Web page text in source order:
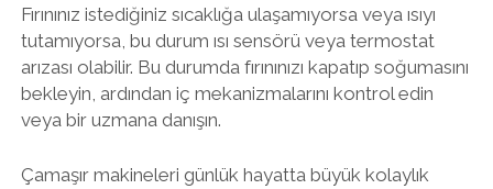
Fırınınız istediğiniz sıcaklığa ulaşamıyorsa veya ısıyı
tutamıyorsa, bu durum ısı sensörü veya termostat
arızası olabilir. Bu durumda fırınınızı kapatıp soğumasını
bekleyin, ardından iç mekanizmalarını kontrol edin
veya bir uzmana danışın.
Çamaşır makineleri günlük hayatta büyük kolaylık